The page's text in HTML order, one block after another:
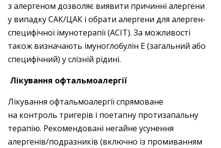
з алергеном дозволяє виявити причинні алергени
у випадку САК/ЦАК і обрати алергени для алерген-
специфічної імунотерапії (АСІТ). За можливості
також визначають імуноглобулін E (загальний або
специфічний) у слізній рідині.
Лікування офтальмоалергії
Лікування офтальмоалергії спрямоване
на контроль тригерів і поетапну протизапальну
терапію. Рекомендовані негайне усунення
алергенів/подразників (включно із промиванням